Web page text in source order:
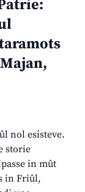
nol esisteve.
storie
in mût
in Friûl,